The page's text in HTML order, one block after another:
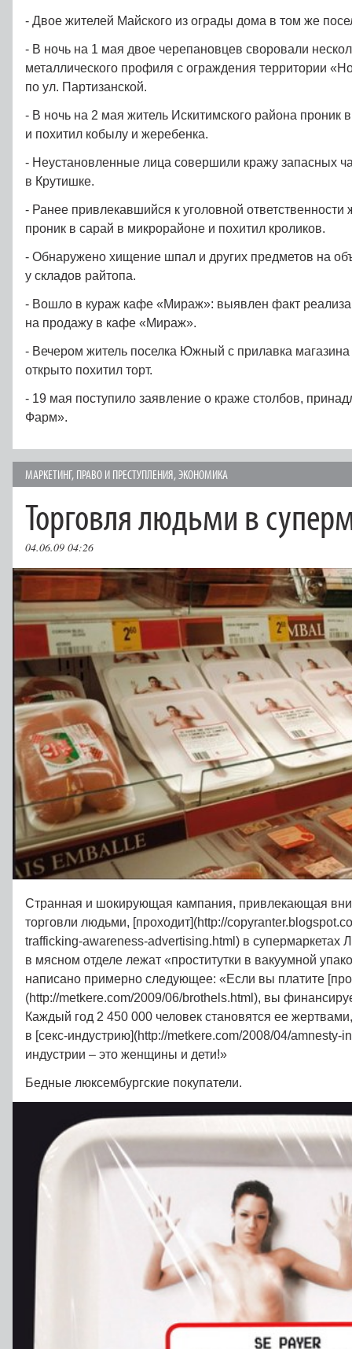
- Двое жителей Майского из ограды дома в том же
- В ночь на 1 мая двое черепановцев своровали
металлического профиля с ограждения территории
по ул. Партизанской.
- В ночь на 2 мая житель Искитимского района проник
и похитил кобылу и жеребенка.
- Неустановленные лица совершили кражу запасных
в Крутишке.
- Ранее привлекавшийся к уголовной
проник в сарай в микрорайоне и похитил кроликов.
- Обнаружено хищение шпал и других предметов на
у складов райтопа.
- Вошло в кураж кафе «Мираж»: выявлен факт
на продажу в кафе «Мираж».
- Вечером житель поселка Южный с прилавка
открыто похитил торт.
- 19 мая поступило заявление о краже столбов,
Фарм».
МАРКЕТИНГ, ПРАВО И ПРЕСТУПЛЕНИЯ,ЭКОНОМИКА
Торговля людьми в
04.06.09 04:26
Странная и шокирующая кампания, привлекающая
торговли людьми, [проходит](http://
trafficking-awareness-advertising.html) в супермаркетах
в мясном отделе лежат «проститутки в вакуумной
написано примерно следующее: «Если вы платите
(http://metkere.com/2009/06/brothels.html), вы
Каждый год 2 450 000 человек становятся ее
в [секс-индустрию](http://metkere.com/2008/04/amnesty-
индустрии – это женщины и дети!»
Бедные люксембургские покупатели.